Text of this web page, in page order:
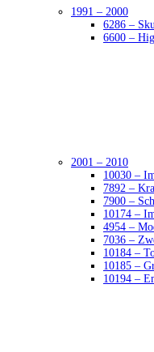
1991 – 2000
6286 –
6600 –
2001 – 2010
10030 –
7892 –
7900 –
10174 –
4954 –
7036 –
10184 –
10185 –
10194 –